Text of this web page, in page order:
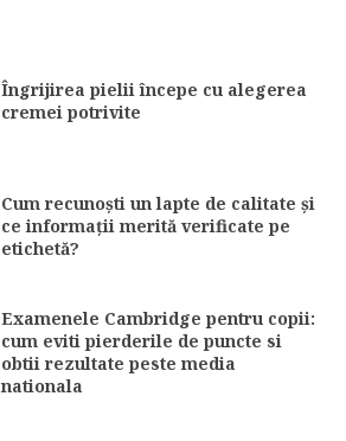
Îngrijirea pielii începe cu alegerea
cremei potrivite
Cum recunoști un lapte de calitate și
ce informații merită verificate pe
etichetă?
Examenele Cambridge pentru copii:
cum eviti pierderile de puncte si
obtii rezultate peste media
nationala